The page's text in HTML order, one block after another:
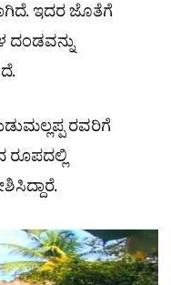
ಇದರ ಜೊತೆಗೆ
ದಂಡವನ್ನು
ರವರಿಗೆ
ರೂಪದಲ್ಲಿ